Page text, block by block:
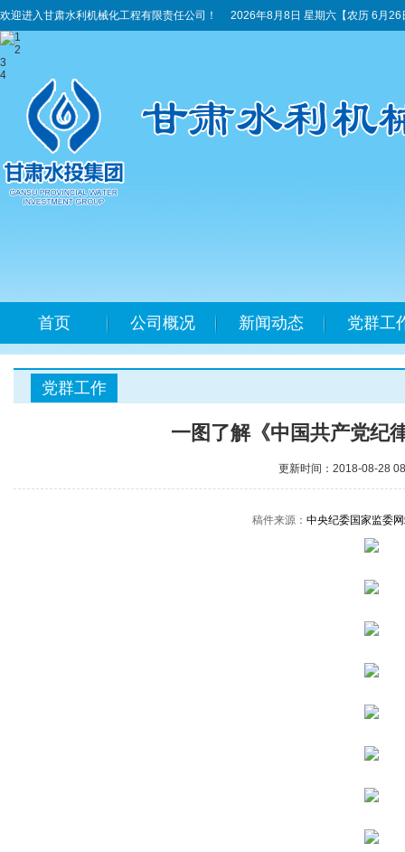
欢迎进入甘肃水利机械化工程有限责任公司！ 2026年8月8日 星期六 【农历 6月26
1
2
3
4
首页 公司概况 新闻动态 党群工
党群工作
一图了解《中国共产党纪
更新时间：2018-08-28
稿件来源： 中央纪委国家监委